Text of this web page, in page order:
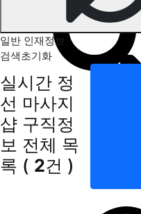
일반 인재정보
검색초기화
실시간 정
선 마사지
샵 구직정
보 전체 목
록 ( 2건 )